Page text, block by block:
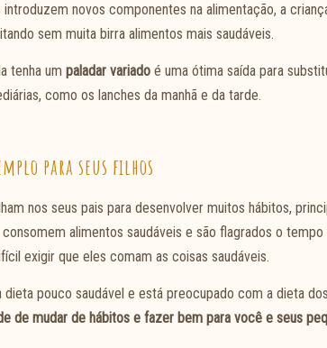
novos componentes na alimentação, a
sem muita birra alimentos mais saudáveis.
tenha um paladar variado é uma ótima saída para
como os lanches da manhã e da tarde.
para seus filhos
nos seus pais para desenvolver muitos hábitos,
alimentos saudáveis e são flagrados o
exigir que eles comam as coisas saudáveis.
pouco saudável e está preocupado com a dieta
de mudar de hábitos e fazer bem para você e seus